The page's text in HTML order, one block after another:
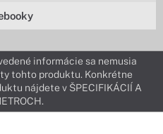
informácie sa nemusia
tohto produktu. Konkrétne
nájdete v ŠPECIFIKÁCIÍ A